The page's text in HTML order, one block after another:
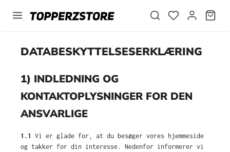
DATABESKYTTELSESERKLÆRING
1) INDLEDNING OG
KONTAKTOPLYSNINGER FOR DEN
ANSVARLIGE
1.1 Vi er glade for, at du besøger vores hjemmeside
og takker for din interesse. Nedenfor informerer vi